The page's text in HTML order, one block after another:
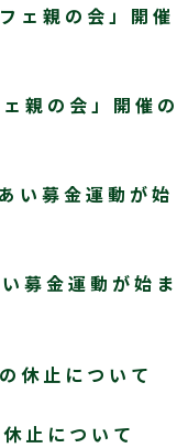
親の会」開催の
募金運動が始ま
止について